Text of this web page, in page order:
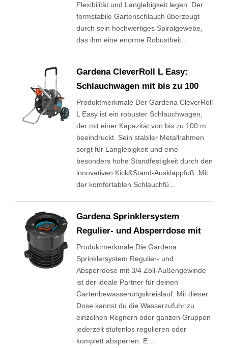
Flexibilität und Langlebigkeit legen. Der
formstabile Gartenschlauch überzeugt
durch sein hochwertiges Spiralgewebe,
das ihm eine enorme Robustheit…
Gardena CleverRoll L Easy:
Schlauchwagen mit bis zu 100
Produktmerkmale Der Gardena CleverRoll
L Easy ist ein robuster Schlauchwagen,
der mit einer Kapazität von bis zu 100 m
beeindruckt. Sein stabiler Metallrahmen
sorgt für Langlebigkeit und eine
besonders hohe Standfestigkeit durch den
innovativen Kick&Stand-Ausklappfuß. Mit
der komfortablen Schlauchfü…
Gardena Sprinklersystem
Regulier- und Absperrdose mit
Produktmerkmale Die Gardena
Sprinklersystem Regulier- und
Absperrdose mit 3/4 Zoll-Außengewinde
ist der ideale Partner für deinen
Gartenbewässerungskreislauf. Mit dieser
Dose kannst du die Wasserzufuhr zu
einzelnen Regnern oder ganzen Gruppen
jederzeit stufenlos regulieren oder
komplett absperren. E…